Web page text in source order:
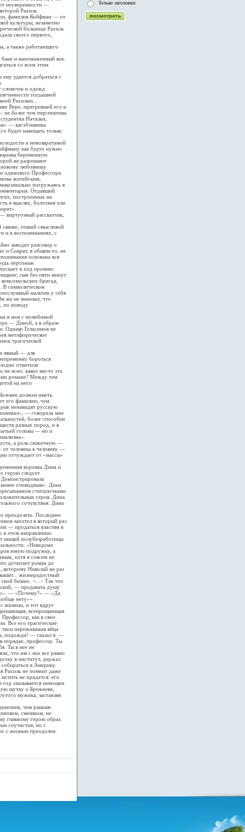
неуверенности —
Рахиль
фамилия Койфман — от
культуры, незаметно
больнице Рахиль
своего первого,
а также работающего
и напомаженный кок.
со всем этим
удается добраться с
и одежд
тогдашней
Рахилью...
Вере, пригревшей его и
более чем перспектива
Натальи,
— кагэбэшника
будет навещать только
и невозвратимой
как будто нужно
беременную
не разрешают
новому любовнику
одинокого Профессора.
житейским,
погружаясь в
Отдавший
построенных на
в мыслях, болтовня или
рассказчик,
этакий смысловой
и в воспоминаниях, с
заводит разговор о
и Сократ, в общем-то, не
основана вся
персонаж
в ход иронию:
сын без пяти минут
бригад,
В символическом
мальчик у себя
же не виноват, что
по поводу
в нем с нелюбимой
— Диной, а в образе
Однако Геласимов не
метафорическое
трагической
явный — для
бороться
отметили
ясно: какое место эта
романе? Между тем
на него
должен иметь
его фамилию, чем
ненавидят русскую
— говорила мне
более способен
разных пород, и в
головы — но и
а роль сюжетную —
от человека к человеку —
отчуждает от «массы»
воровка Дина и
герою следует
менее очевидным». Дина
считалочками
геров. Дина
сочувствия. Дина
Последнее
захотел в который раз
— продаться властям в
в этом направлении:
нищей полубезработицы
«Неведомо
юную подружку, а
хотя я совсем не
дочитает роман до
Николай не раз
жизнерадостный
бизнес. <...> Так что
— продавать душу
— «Почему?» — «Да
нету»«.
жизнью, и тот вдруг
всепрощающая
Профессор, как в свое
Все его трагические
переживания яйца
подожди! — сказал я. —
порядке, профессор. Ты
Ты в нее не
что им с нее все равно
в институт, держал
в Америку.
Рахиль не помнит даже
не придется: его
оказывается немощен
шутку о Брежневе,
мужика, заставляя
чем раньше.
смешном, не
главному герою образ.
соучастия, но с
с жизнью преодолен.
Только заголовки